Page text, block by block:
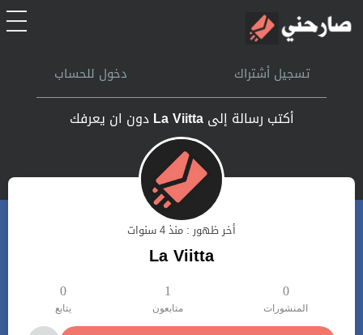
الرئيسيةتسجيل أشتراك دخول للحساب
أكتب رسالة إلىLa Viitta دون ان يعرفك
أخر ظهور : منذ 4 سنوات
La Viitta
0
المنشورات
1
متابعون
0
يتابع